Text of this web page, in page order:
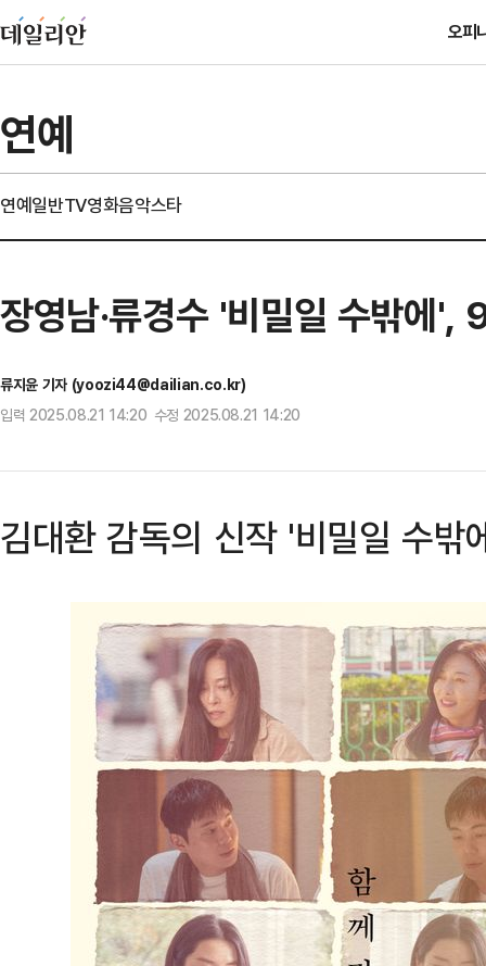
오피
연예
연예일반TV영화음악스타
장영남·류경수 '비밀일 수밖에',
류지윤 기자 (yoozi44@dailian.co.kr)
입력 2025.08.21 14:20 수정 2025.08.21 14:20
김대환 감독의 신작 '비밀일 수